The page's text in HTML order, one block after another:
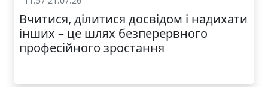
Вчитися, ділитися досвідом і надихати
інших – це шлях безперервного
професійного зростання